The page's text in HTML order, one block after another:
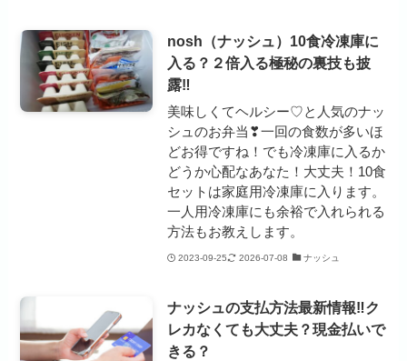
nosh（ナッシュ）10食冷凍庫に
入る？２倍入る極秘の裏技も披
露‼
美味しくてヘルシー♡と人気のナッ
シュのお弁当❣一回の食数が多いほ
どお得ですね！でも冷凍庫に入るか
どうか心配なあなた！大丈夫！10食
セットは家庭用冷凍庫に入ります。
一人用冷凍庫にも余裕で入れられる
方法もお教えします。
2023-09-25 2026-07-08 ナッシュ
ナッシュの支払方法最新情報‼ク
レカなくても大丈夫？現金払いで
きる？